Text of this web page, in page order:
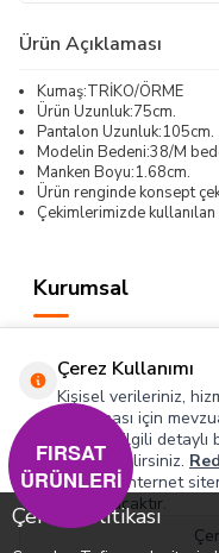
Çerez Politikası
Ürün Açıklaması
Kumaş:TRİKO/ÖRME
Ürün Uzunluk:75cm.
Pantalon Uzunluk:105cm.
Modelin Bedeni:38/M
Manken Boyu:1.68cm.
Ürün renginde konsept
Çekimlerimizde
Kurumsal
Hızlı Erişim
Sosyal
Adres & İletişim
Çerez Kullanımı
Kişisel verileriniz,
sunulması için
Konuyla ilgili
inceleyebilirsiniz.
yalnızca internet
kullanılacaktır.
FIRSAT
ÜRÜNLERİ